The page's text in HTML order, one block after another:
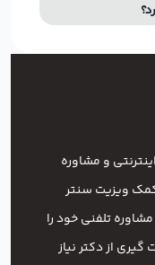
و مشاوره
ویزیت سنتر
تلفنی خود را
گیری از دکتر نیاز